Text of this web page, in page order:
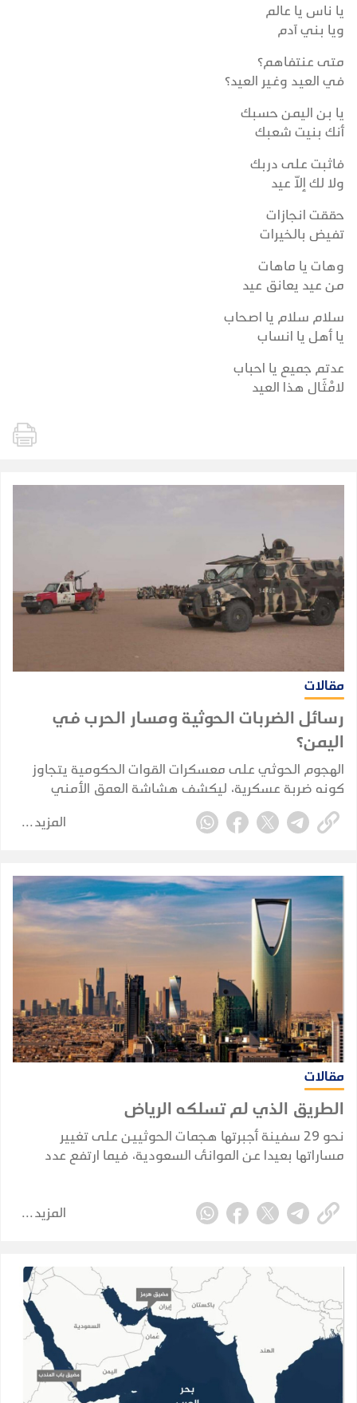
يا ناس يا عالم
ويا بني آدم
متى عنتفاهم؟
في العيـد وغـير العيد؟
يا بن اليمن حسبك
أنك بنيت شعبك
فاثبت على دربك
ولا لك إلاّ عيد
حققت انجازات
تفيض بالخيرات
وهات يا ماهات
من عيد يعانق عيد
سلام سلام يا اصحاب
يا أهل يا انساب
عدتم جميع يا احباب
لامْثَـال هـذا العيد
مقالات
رسائل الضربات الحوثية ومسار الحرب في
اليمن؟
الهجوم الحوثي على معسكرات القوات الحكومية يتجاوز
كونه ضربة عسكرية، ليكشف هشاشة العمق الأمني
والاستخباري ويضع الحكومة أمام اختبار حقيقي لحماية
الممرات الحيوية واستعادة زمام المبادرة.
المزيد
مقالات
الطريق الذي لم تسلكه الرياض
نحو 29 سفينة أجبرتها هجمات الحوثيين على تغيير
مساراتها بعيدا عن الموانئ السعودية، فيما ارتفع عدد
المزيد